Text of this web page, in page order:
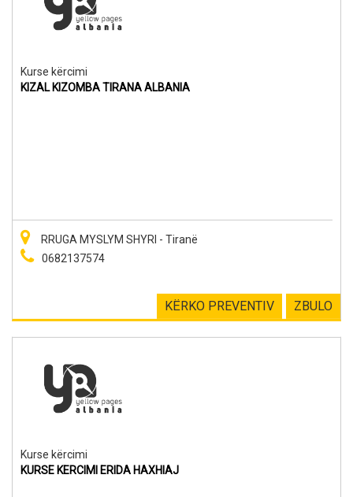
Kurse kërcimi
KIZAL KIZOMBA TIRANA ALBANIA
RRUGA MYSLYM SHYRI - Tiranë
0682137574
ZBULO
KËRKO PREVENTIV
Kurse kërcimi
KURSE KERCIMI ERIDA HAXHIAJ